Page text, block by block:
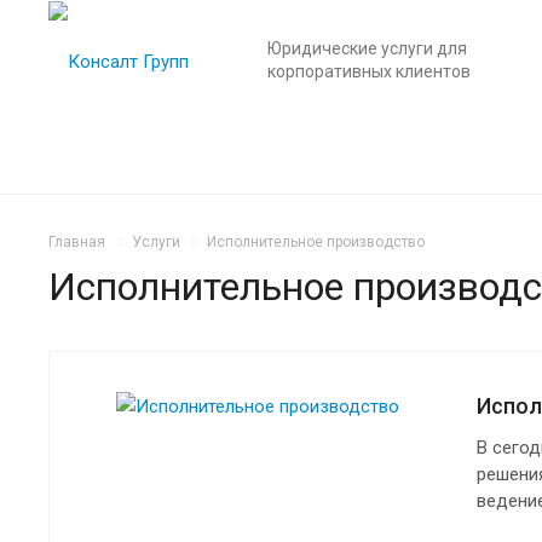
Юридические услуги для
корпоративных клиентов
Главная Услуги Исполнительное производство
Исполнительное
В